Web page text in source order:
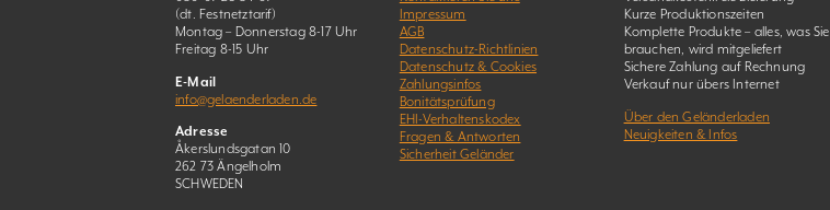
(dt. Festnetztarif)
Montag – Donnerstag 8-17 Uhr
Freitag 8-15 Uhr
E-Mail
info@gelaenderladen.de
Adresse
Åkerslundsgatan 10
262 73 Ängelholm
SCHWEDEN
Impressum
AGB
Datenschutz-Richtlinien
Datenschutz & Cookies
Zahlungsinfos
Bonitätsprüfung
EHI-Verhaltenskodex
Fragen & Antworten
Sicherheit Geländer
Kurze Produktionszeiten
Komplette Produkte – alles, was Sie
brauchen, wird mitgeliefert
Sichere Zahlung auf Rechnung
Verkauf nur übers Internet
Über den Geländerladen
Neuigkeiten & Infos